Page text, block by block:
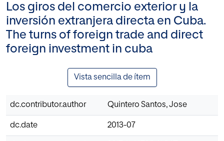
Los giros del comercio exterior y la
inversión extranjera directa en Cuba.
The turns of foreign trade and direct
foreign investment in cuba
Vista sencilla de ítem
dc.contributor.author Quintero Santos, Jose
dc.date 2013-07